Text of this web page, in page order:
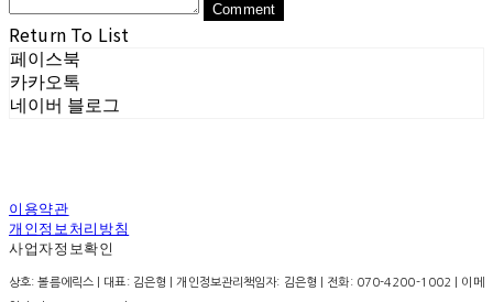
Comment
Return To List
페이스북
카카오톡
네이버 블로그
이용약관
개인정보처리방침
사업자정보확인
상호: 볼름에릭스 | 대표: 김은형 | 개인정보관리책임자: 김은형 | 전화: 070-4200-1002 | 이메